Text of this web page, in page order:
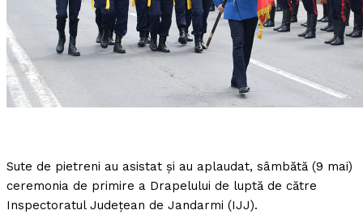
Sute de pietreni au asistat şi au aplaudat, sâmbătă (9 mai)
ceremonia de primire a Drapelului de luptă de către
Inspectoratul Judeţean de Jandarmi (IJJ).